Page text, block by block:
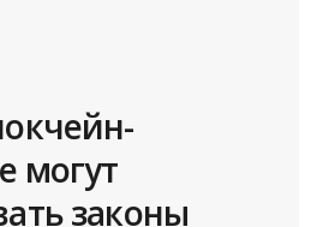
могут
законы